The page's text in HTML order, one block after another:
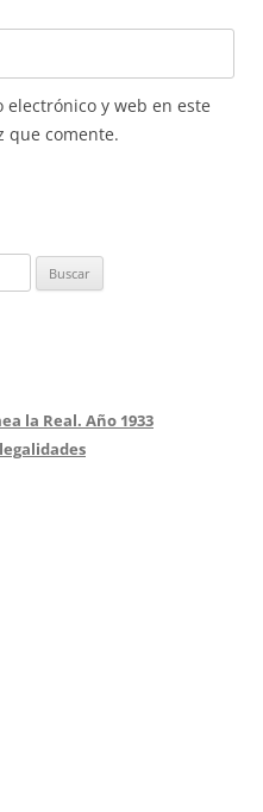
y web en este
que comente.
la Real. Año 1933